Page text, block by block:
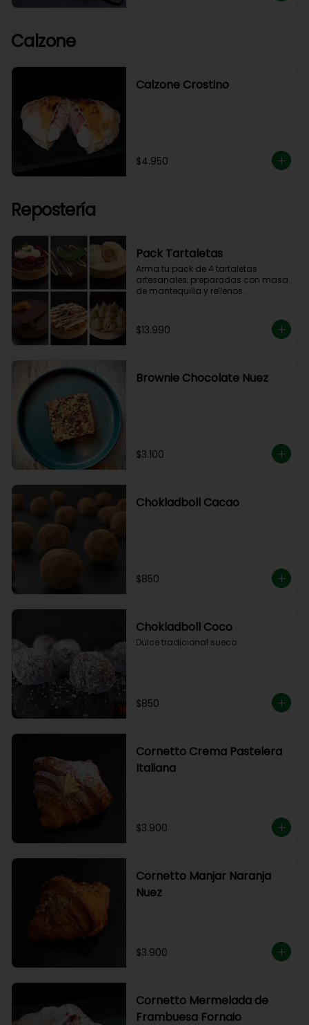
Calzone
Calzone Crostino
$4.950
Repostería
Pack Tartaletas
Arma tu pack de 4 tartaletas
artesanales, preparadas con masa
de mantequilla y rellenos
opciones disponibles para
completar tu pack.
$13.990
Brownie Chocolate Nuez
$3.100
Chokladboll Cacao
$850
Chokladboll Coco
Dulce tradicional sueco.
$850
Cornetto Crema Pastelera
Italiana
$3.900
Cornetto Manjar Naranja
Nuez
$3.900
Cornetto Mermelada de
Frambuesa Fornaio